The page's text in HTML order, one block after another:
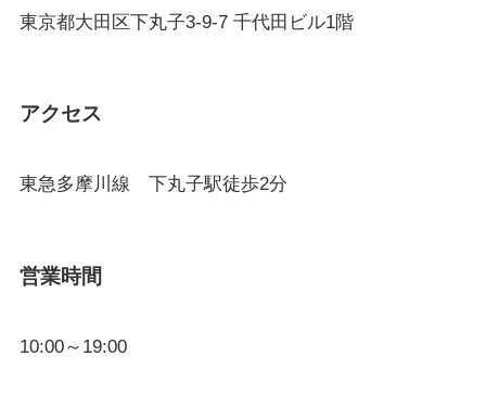
東京都大田区下丸子3-9-7 千代田ビル1階
アクセス
東急多摩川線 下丸子駅徒歩2分
営業時間
10:00～19:00